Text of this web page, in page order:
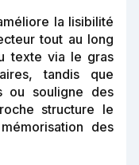
la lisibilité
tout au long
texte via le gras
tandis que
ou souligne des
structure le
des